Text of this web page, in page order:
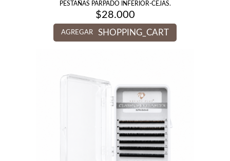
PESTAÑAS PARPADO INFERIOR-CEJAS.
$28.000
AGREGAR SHOPPING_CART